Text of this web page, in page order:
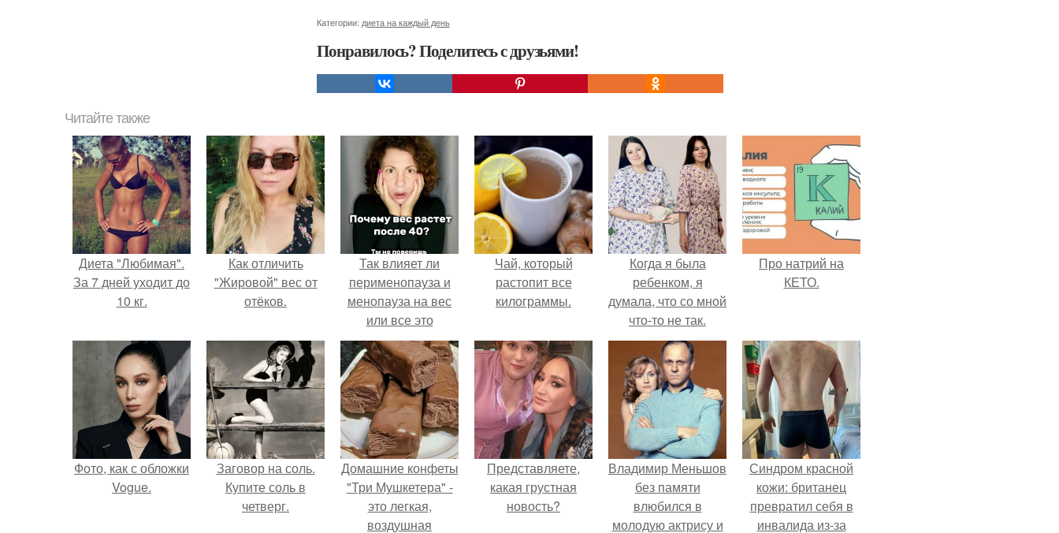
Категории: диета на каждый день
Понравилось? Поделитесь с друзьями!
Читайте также
Диета "Любимая".
За 7 дней уходит до
10 кг.
Как отличить
"Жировой" вес от
отёков.
Так влияет ли
перименопауза и
менопауза на вес
или все это
ерунда?
Чай, который
растопит все
килограммы.
Когда я была
ребенком, я
думала, что со мной
что-то не так.
Про натрий на
КЕТО.
Фото, как с обложки
Vogue.
Заговор на соль.
Купите соль в
четверг.
Домашние конфеты
"Три Мушкетера" -
это легкая,
воздушная
Представляете,
какая грустная
новость?
Владимир Меньшов
без памяти
влюбился в
молодую актрису и
Синдром красной
кожи: британец
превратил себя в
инвалида из-за